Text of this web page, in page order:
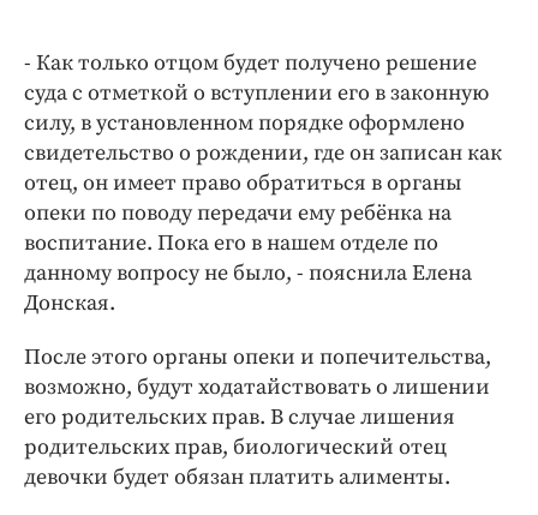
- Как только отцом будет получено решение
суда с отметкой о вступлении его в законную
силу, в установленном порядке оформлено
свидетельство о рождении, где он записан как
отец, он имеет право обратиться в органы
опеки по поводу передачи ему ребёнка на
воспитание. Пока его в нашем отделе по
данному вопросу не было, - пояснила Елена
Донская.
После этого органы опеки и попечительства,
возможно, будут ходатайствовать о лишении
его родительских прав. В случае лишения
родительских прав, биологический отец
девочки будет обязан платить алименты.